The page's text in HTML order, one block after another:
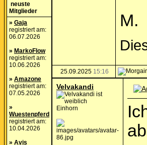
neuste
Mitglieder
» Gaja
registriert am:
06.07.2026
» MarkoFlow
registriert am:
10.06.2026
» Amazone
registriert am:
07.05.2026
»
Wuestenpferd
registriert am:
10.04.2026
» Avis
M.
25.09.2025 15:16
Velvakandi
Einhorn